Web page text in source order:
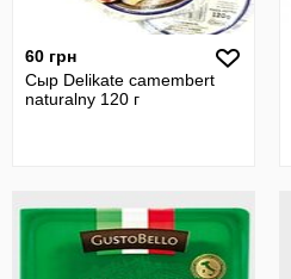
60 грн
Сыр Delikate camembert
naturalny 120 г